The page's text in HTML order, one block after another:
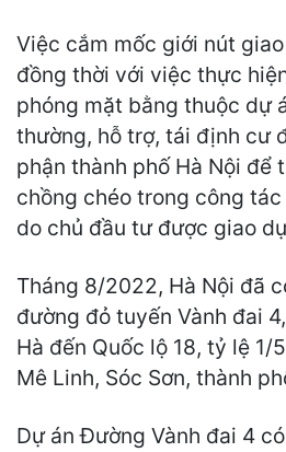
Việc cắm mốc giới nút
đồng thời với việc thực
phóng mặt bằng thuộc dự
thường, hỗ trợ, tái định cư
phận thành phố Hà Nội để
chồng chéo trong công
do chủ đầu tư được giao
Tháng 8/2022, Hà Nội đã
đường đỏ tuyến Vành đai
Hà đến Quốc lộ 18, tỷ lệ 1/
Mê Linh, Sóc Sơn, thành
Dự án Đường Vành đai 4